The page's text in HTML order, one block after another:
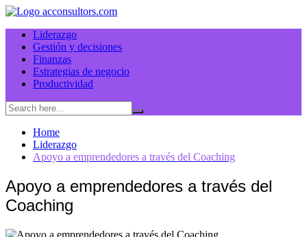
Skip
contentLiderazgo
Gestión y decisiones
Finanzas
Estrategias de negocio
Productividad
Home
Liderazgo
Apoyo a emprendedores a través del Coaching
Apoyo a emprendedores a través del
Coaching